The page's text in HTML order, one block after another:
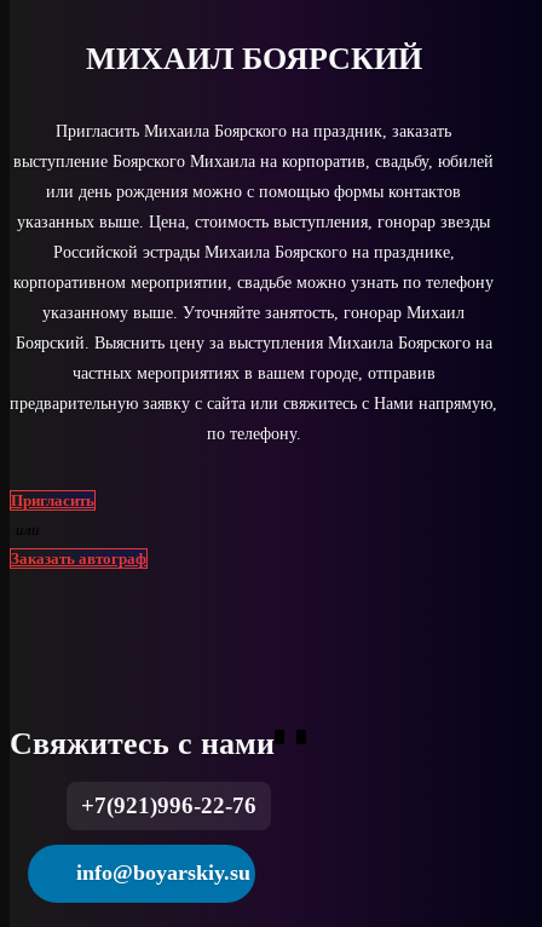
МИХАИЛ БОЯРСКИЙ
Пригласить Михаила Боярского на праздник, заказать
выступление Боярского Михаила на корпоратив, свадьбу, юбилей
или день рождения можно с помощью формы контактов
указанных выше. Цена, стоимость выступления, гонорар звезды
Российской эстрады Михаила Боярского на празднике,
корпоративном мероприятии, свадьбе можно узнать по телефону
указанному выше. Уточняйте занятость, гонорар Михаил
Боярский. Выяснить цену за выступления Михаила Боярского на
частных мероприятиях в вашем городе, отправив
предварительную заявку с сайта или свяжитесь с Нами напрямую,
по телефону.
Пригласить
или
Заказать автограф
Свяжитесь с нами
+7(921)996-22-76
info@boyarskiy.su